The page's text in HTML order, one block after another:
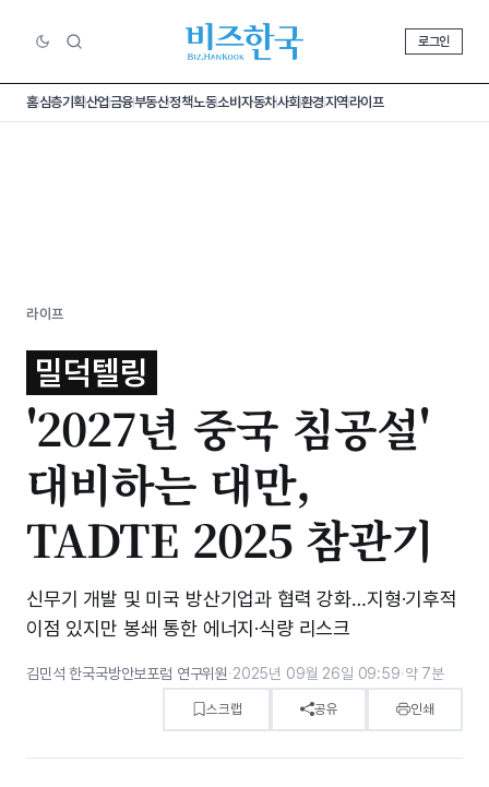
로그인
홈심층기획산업금융부동산정책노동소비 자동차사회환경지역라이프
라이프
밀덕텔링
'2027년 중국 침공설'
대비하는 대만,
TADTE 2025 참관기
신무기 개발 및 미국 방산기업과 협력 강화…지형·기후적
이점 있지만 봉쇄 통한 에너지·식량 리스크
김민석 한국국방안보포럼 연구위원·2025년 09월 26일 09:59·약 7분
스크랩 공유 인쇄